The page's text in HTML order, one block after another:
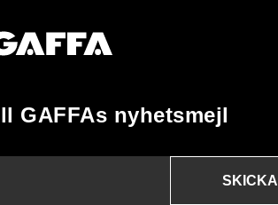
GAFFAs nyhetsmejl
SKICKA